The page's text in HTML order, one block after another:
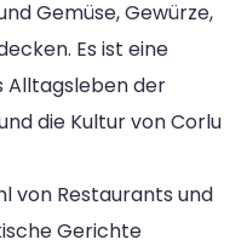
Gemüse, Gewürze,
Es ist eine
Alltagsleben der
die Kultur von Corlu
von Restaurants und
Gerichte